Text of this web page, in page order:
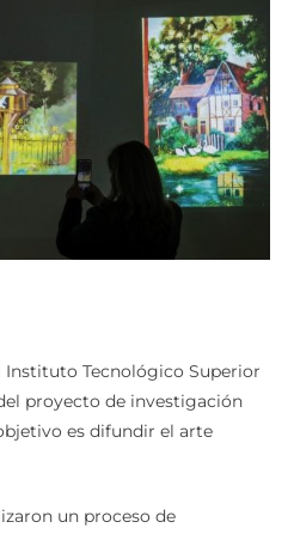
Instituto Tecnológico Superior
proyecto de investigación
es difundir el arte
un proceso de